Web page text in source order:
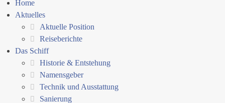
Home
Aktuelles
Aktuelle Position
Reiseberichte
Das Schiff
Historie & Entstehung
Namensgeber
Technik und Ausstattung
Sanierung